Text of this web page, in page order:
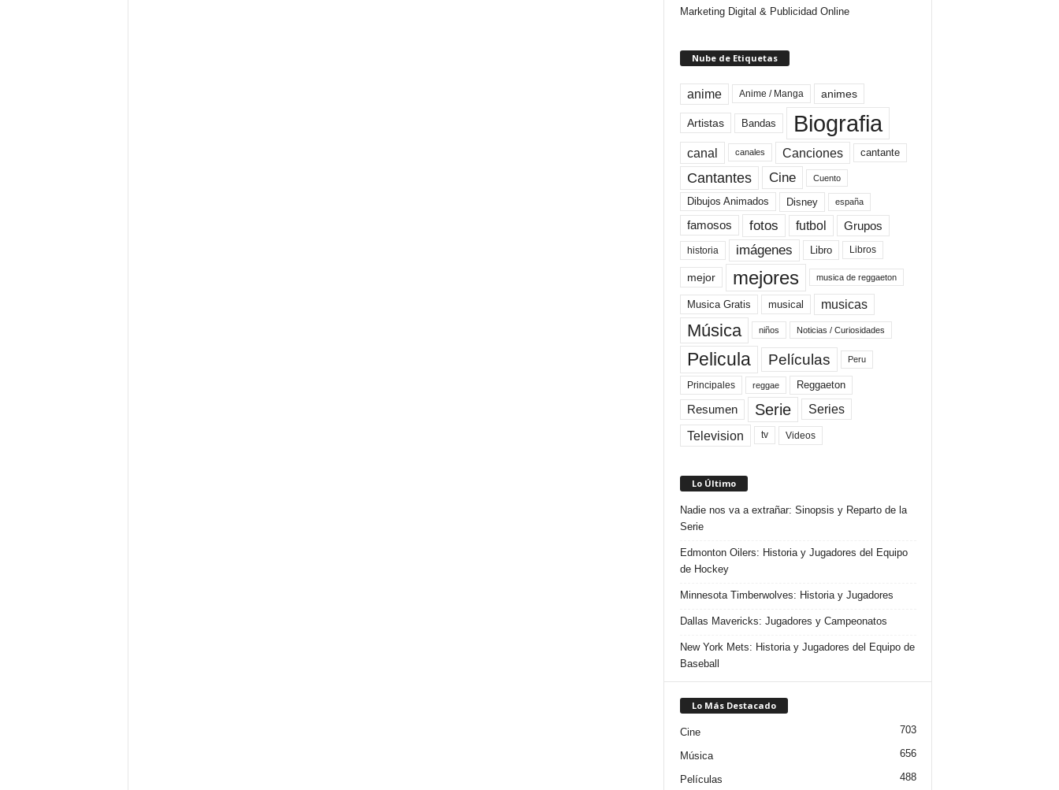
Marketing Digital & Publicidad Online
Nube de Etiquetas
anime Anime / Manga animes
Artistas Bandas Biografia
canal canales Canciones cantante
Cantantes Cine Cuento
Dibujos Animados Disney españa
famosos fotos futbol Grupos
historia imágenes Libro Libros
mejor mejores musica de reggaeton
Musica Gratis musical musicas
Música niños Noticias / Curiosidades
Pelicula Películas Peru
Principales reggae Reggaeton
Resumen Serie Series
Television tv Videos
Lo Último
Nadie nos va a extrañar: Sinopsis y Reparto de la
Serie
Edmonton Oilers: Historia y Jugadores del Equipo
de Hockey
Minnesota Timberwolves: Historia y Jugadores
Dallas Mavericks: Jugadores y Campeonatos
New York Mets: Historia y Jugadores del Equipo de
Baseball
Lo Más Destacado
Cine 703
Música 656
Películas 488